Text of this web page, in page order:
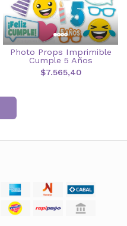
Photo Props Imprimible
Cumple 5 Años
$7.565,40